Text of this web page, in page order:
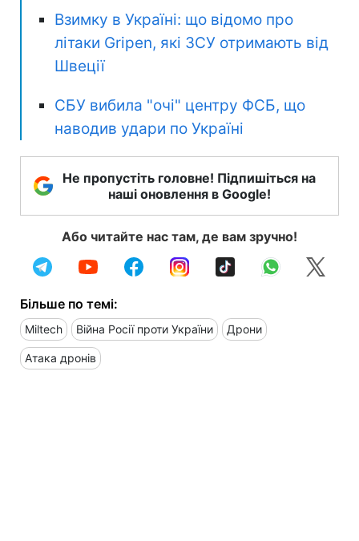
Взимку в Україні: що відомо про
літаки Gripen, які ЗСУ отримають від
Швеції
СБУ вибила "очі" центру ФСБ, що
наводив удари по Україні
Не пропустіть головне! Підпишіться на
наші оновлення в Google!
Або читайте нас там, де вам зручно!
Більше по темі:
Miltech Війна Росії проти України Дрони
Атака дронів